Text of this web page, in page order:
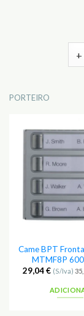
PORTEIRO
Came BPT
MTMF8P
29,04€ (S/Iva)